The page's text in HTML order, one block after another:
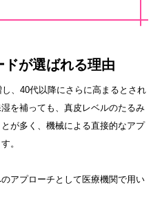
が選ばれる理由
、40代以降にさらに高まるとされ
を補っても、真皮レベルのたるみ
が多く、機械による直接的なアプ
。
アプローチとして医療機関で用い